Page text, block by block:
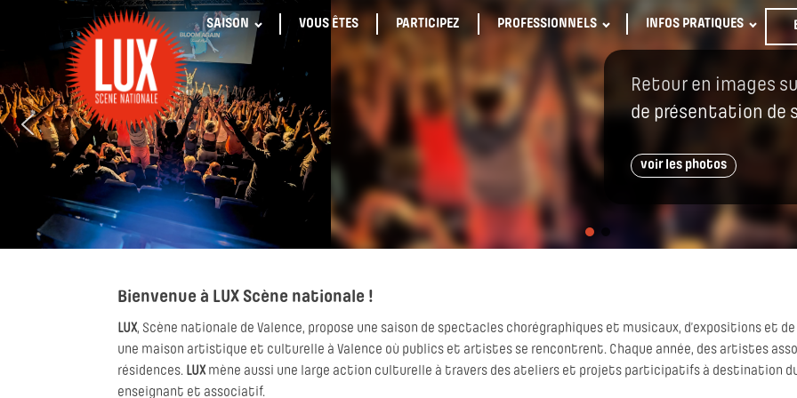
SAISON VOUS ÊTES PARTICIPEZ PROFESSIONNELS INFOS PRATIQUES
Retour en images
de présentation de
voir les photos
Bienvenue à LUX Scène nationale !
LUX, Scène nationale de Valence, propose une saison de spectacles chorégraphiques et musicaux, d’expositions et
une maison artistique et culturelle à Valence où publics et artistes se rencontrent. Chaque année, des artistes
résidences. LUX mène aussi une large action culturelle à travers des ateliers et projets participatifs à destination du
enseignant et associatif.